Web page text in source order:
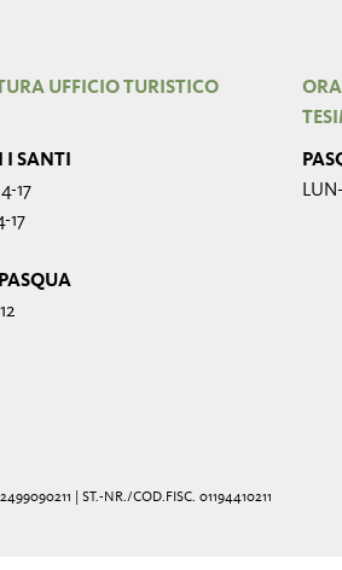
UFFICIO TURISTICO
I SANTI
17
17
| ST.-NR./COD.FISC. 01194410211